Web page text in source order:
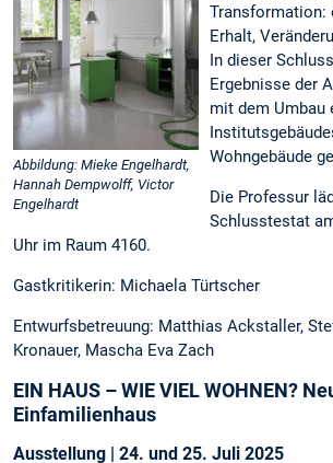
Abbildung: Mieke Engelhardt,
Hannah Dempwolff, Victor
Engelhardt
Transformation:
Erhalt,
In dieser
Ergebnisse der
mit dem Umbau
Wohngebäude
Die Professur
Schlusstestat
Uhr im Raum 4160.
Gastkritikerin: Michaela Türtscher
Entwurfsbetreuung: Matthias Ackstaller,
Kronauer, Mascha Eva Zach
EIN HAUS – WIE VIEL WOHNEN?
Einfamilienhaus
Ausstellung | 24. und 25. Juli 2025